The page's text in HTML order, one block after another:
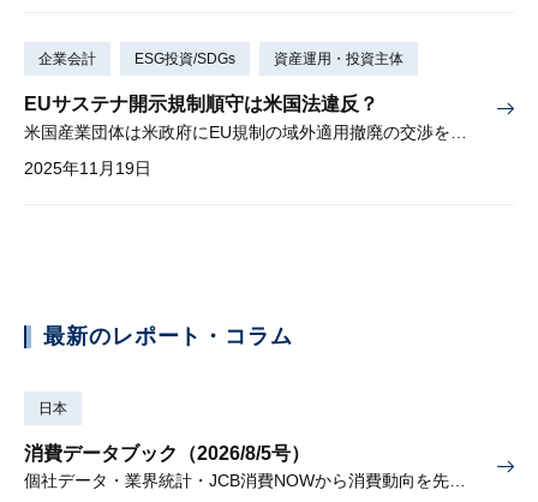
企業会計 ESG投資/SDGs 資産運用・投資主体
EUサステナ開示規制順守は米国法違反？
2025年11月19日
最新のレポート・コラム
日本
消費データブック（2026/8/5号）
個社データ・業界統計・JCB消費NOWから消費動向を先取り